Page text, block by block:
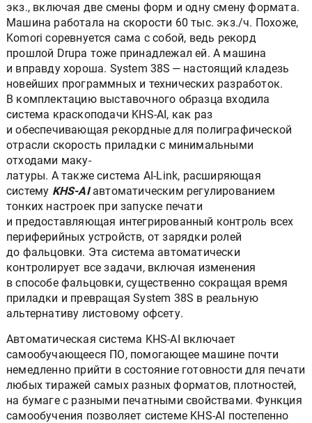
экз., включая две смены форм и одну смену формата.
Машина работала на скорости 60 тыс. экз./ч. Похоже,
Komori соревнуется сама с собой, ведь рекорд
прошлой Drupa тоже принадлежал ей. А машина
и вправду хороша. System 38S — настоящий кладезь
новейших программных и технических разработок.
В комплектацию выставочного образца входила
система краскоподачи KHS-AI, как раз
и обеспечивающая рекордные для полиграфической
отрасли скорость приладки с минимальными
отходами маку-
латуры. А также система AI-Link, расширяющая
систему KHS-AIавтоматическим регулированием
тонких настроек при запуске печати
и предоставляющая интегрированный контроль всех
периферийных устройств, от зарядки ролей
до фальцовки. Эта система автоматически
контролирует все задачи, включая изменения
в способе фальцовки, существенно сокращая время
приладки и превращая System 38S в реальную
альтернативу листовому офсету.
Автоматическая система KHS-AI включает
самообучающееся ПО, помогающее машине почти
немедленно прийти в состояние готовности для печати
любых тиражей самых разных форматов, плотностей,
на бумаге с разными печатными свойствами. Функция
самообучения позволяет системе KHS-AI постепенно